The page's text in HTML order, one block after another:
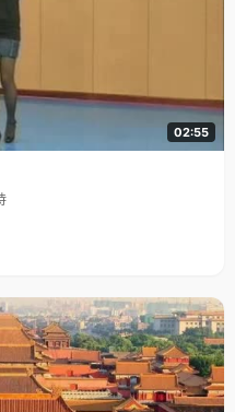
02:55